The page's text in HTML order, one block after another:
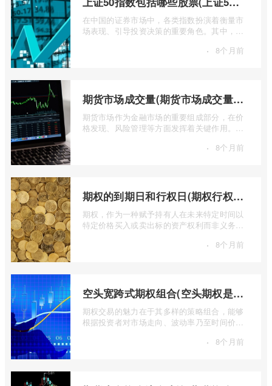
在中国的证券市场中，各类指数扮演着衡量市
场表现、引导投资决策的重要角色。其中，上
· 8个月前
期货市场成交量(期货市场成交量萎缩)
期货市场作为金融市场的重要组成部分，在价
格发现、风险管理等方面发挥着关键作用。近
· 8个月前
期权的到期日和行权日(期权行权日到期虚值期权都将清零)
期权，作为一种赋予持有人在未来特定时间以
特定价格买入或卖出标的资产权利而非义务的
· 8个月前
空头宽跨式期权组合(空头期权是什么意思)
期权交易的魅力在于其多样的策略组合，能够
根据投资者对市场走向、波动率乃至时间价值
· 8个月前